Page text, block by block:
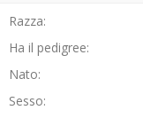
Razza:
Ha il pedigree:
Nato:
Sesso: